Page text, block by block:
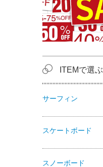
ITEMで選ぶ
サーフィン
スケートボード
スノーボード